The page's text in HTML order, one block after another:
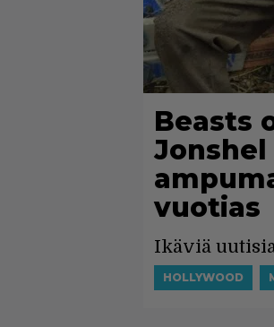
Beasts
vuotias
Ikäviä
HOLLYWOOD